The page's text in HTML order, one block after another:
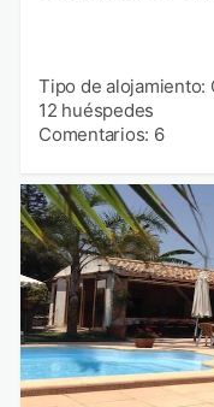
Tipo de alojamiento:
12 huéspedes
Comentarios: 6